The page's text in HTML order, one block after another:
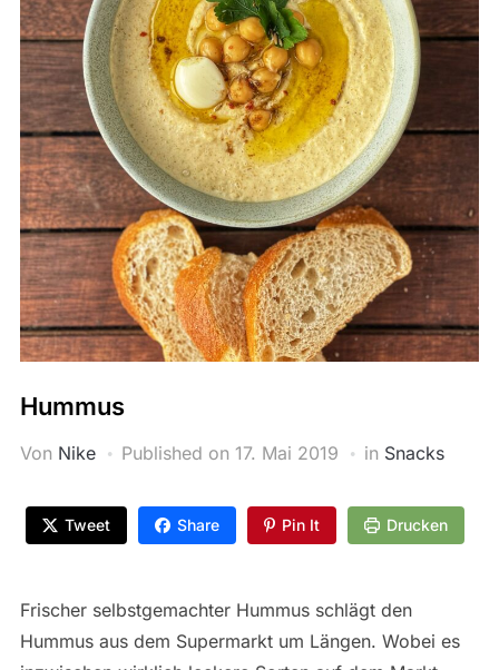
Hummus
Von Nike Published on 17. Mai 2019 in Snacks
Tweet Share Pin It Drucken
Frischer selbstgemachter Hummus schlägt den
Hummus aus dem Supermarkt um Längen. Wobei es